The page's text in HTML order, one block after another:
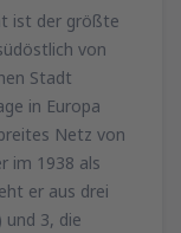
(KLU)
ist der größte
von
Stadt
in Europa
Netz von
im 1938 als
er aus drei
3, die